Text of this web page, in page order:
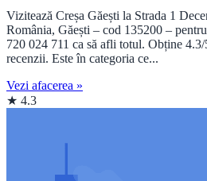
Vizitează Creșa Găești la Strada 1
România, Găești – cod 135200 –
720 024 711 ca să afli totul. Obține
recenzii. Este în categoria ce...
Vezi afacerea »
★ 4.3